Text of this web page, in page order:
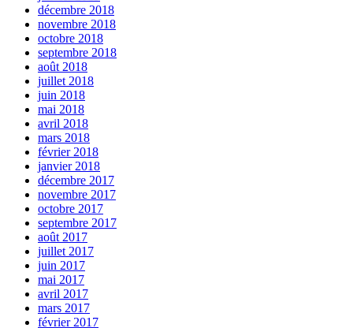
décembre 2018
novembre 2018
octobre 2018
septembre 2018
août 2018
juillet 2018
juin 2018
mai 2018
avril 2018
mars 2018
février 2018
janvier 2018
décembre 2017
novembre 2017
octobre 2017
septembre 2017
août 2017
juillet 2017
juin 2017
mai 2017
avril 2017
mars 2017
février 2017